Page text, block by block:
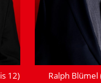
12) Ralph Blümel